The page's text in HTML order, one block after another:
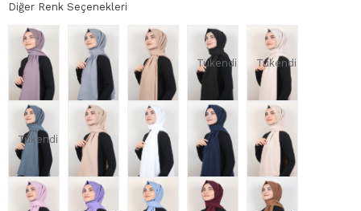
Diğer Renk Seçenekleri
Tükendi Tükendi
Tükendi